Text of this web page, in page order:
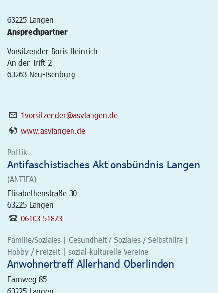
63225 Langen
Ansprechpartner
Vorsitzender Boris Heinrich
An der Trift 2
63263 Neu-Isenburg
1vorsitzender@asvlangen.de
www.asvlangen.de
Politik
Antifaschistisches Aktionsbündnis Langen
(ANTIFA)
Elisabethenstraße 30
63225 Langen
06103 51873
Familie/Soziales | Gesundheit / Soziales / Selbsthilfe |
Hobby / Freizeit | sozial-kulturelle Vereine
Anwohnertreff Allerhand Oberlinden
Farnweg 85
63225 Langen